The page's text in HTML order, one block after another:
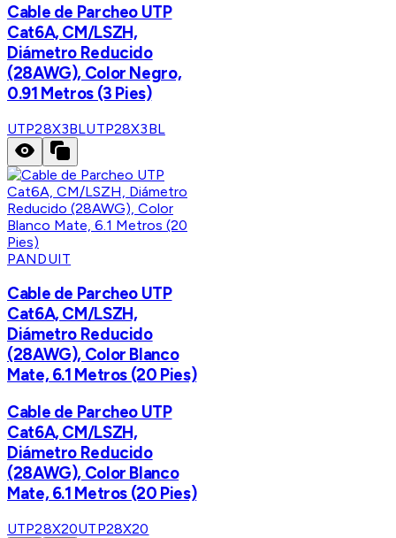
Cable de Parcheo UTP
Cat6A, CM/LSZH,
Diámetro Reducido
(28AWG), Color Negro,
0.91 Metros (3 Pies)
UTP28X3BLUTP28X3BL
PANDUIT
Cable de Parcheo UTP
Cat6A, CM/LSZH,
Diámetro Reducido
(28AWG), Color Blanco
Mate, 6.1 Metros (20 Pies)
Cable de Parcheo UTP
Cat6A, CM/LSZH,
Diámetro Reducido
(28AWG), Color Blanco
Mate, 6.1 Metros (20 Pies)
UTP28X20UTP28X20